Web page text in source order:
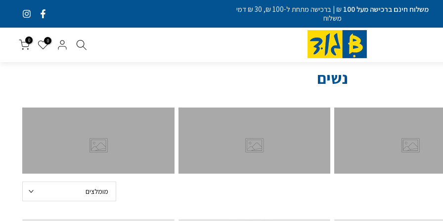
משלוח חינם ברכישה מעל 100
₪ | ברכישה מתחת ל-100 ₪, 30 ₪ דמי
משלוח
0
0
נשים
מומלצים